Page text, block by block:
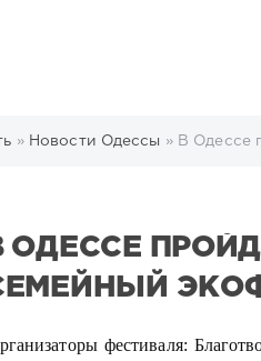
» Новости Одессы » В Одессе
ОДЕССЕ
фестиваля: